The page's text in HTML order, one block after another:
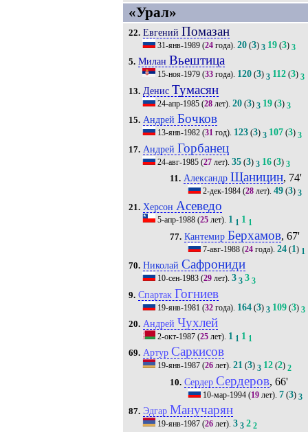
«Урал»
22. Евгений Помазан
31-янв-1989(24года). 20(3) 3 19(3) 3
5. Милан Вьештица
15-ноя-1979(33года). 120(3) 3 112(3) 3
13. Денис Тумасян
24-апр-1985(28лет). 20(3) 3 19(3) 3
15. Андрей Бочков
13-янв-1982(31год). 123(3) 3 107(3) 3
17. Андрей Горбанец
24-авг-1985(27лет). 35(3) 3 16(3) 3
11. Александр Щаницин, 74'
2-дек-1984 (28 лет).49 (3) 3
21. Херсон Асеведо
5-апр-1988(25лет). 1 1 1 1
77. Кантемир Берхамов, 67'
7-авг-1988 (24 года).24 (1) 1
70. Николай Сафрониди
10-сен-1983(29лет). 3 3 3 3
9. Спартак Гогниев
19-янв-1981 (32года). 164(3) 3 109(3) 3
20. Андрей Чухлей
2-окт-1987(25лет). 1 1 1 1
69. Артур Саркисов
19-янв-1987(26лет). 21(3) 3 12(2) 2
10. Сердер Сердеров, 66'
10-мар-1994 (19 лет).7 (3) 3
87. Эдгар Манучарян
19-янв-1987(26лет). 3 3 2 2